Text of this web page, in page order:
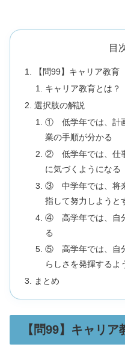
目
【問99】キャリア教育
キャリア教育とは？
選択肢の解説
① 低学年では、計
業の手順が分かる
② 低学年では、仕
に気づくようになる
③ 中学年では、将
指して努力しようと
④ 高学年では、自
る
⑤ 高学年では、自
らしさを発揮するよ
まとめ
【問99】キャリア